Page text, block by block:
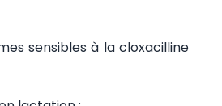
sensibles à la cloxacilline